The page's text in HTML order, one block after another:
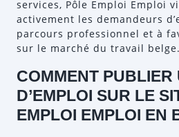
services, Pôle Emploi Emploi
activement les demandeurs
parcours professionnel et à
sur le marché du travail belge.
COMMENT PUBLIER
D’EMPLOI SUR LE
EMPLOI EMPLOI EN